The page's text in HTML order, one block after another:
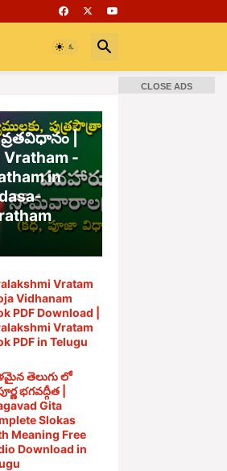
Rooms భగవద్గీత
|
Vratham -
in
Vratam
Vidhanam
PDF Download |
Vratam
PDF in Telugu
తెలుగు లో
భగవద్గీత |
Gita
Slokas
Meaning Free
Download in
CLOSE ADS